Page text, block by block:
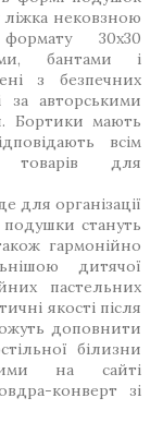
нековзною
30х30
бантами і
з безпечних
за авторськими
Бортики мають
всім
для
для організації
стануть
гармонійно
дитячої
пастельних
якості після
доповнити
білизни
на сайті
конверт зі